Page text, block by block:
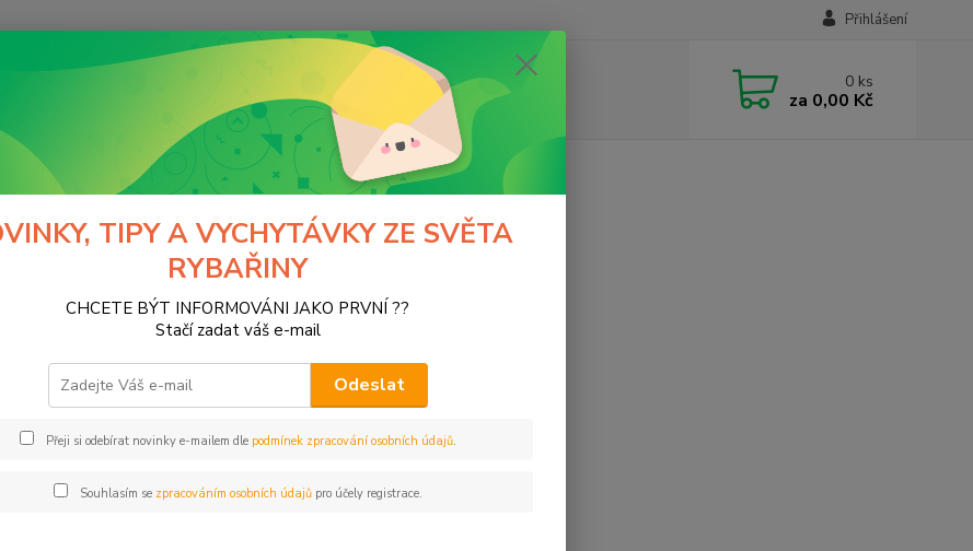
Přihlášení
0 ks
za 0,00 Kč
Micro nástrahy - Glider 3cm
nástrahy - Glider 3cm
TIPY A VYCHYTÁVKY ZE SVĚTA
RYBAŘINY
CHCETE BÝT INFORMOVÁNI JAKO PRVNÍ ??
Stačí zadat váš e-mail
Odeslat
Přeji si odebírat novinky e-mailem dle podmínek zpracování osobních údajů.
Souhlasím se zpracováním osobních údajůpro účely registrace.